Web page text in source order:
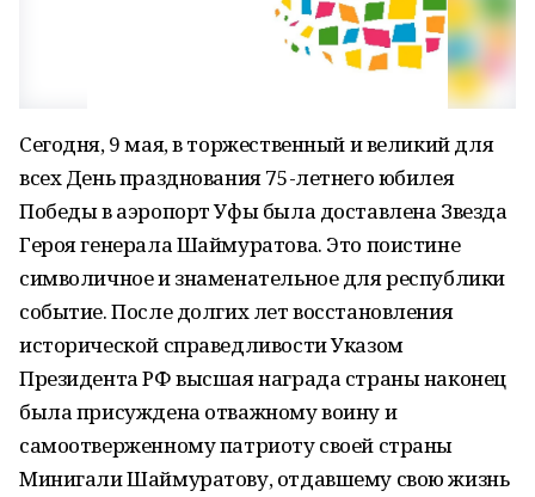
Сегодня, 9 мая, в торжественный и великий для
всех День празднования 75-летнего юбилея
Победы в аэропорт Уфы была доставлена Звезда
Героя генерала Шаймуратова. Это поистине
символичное и знаменательное для республики
событие. После долгих лет восстановления
исторической справедливости Указом
Президента РФ высшая награда страны наконец
была присуждена отважному воину и
самоотверженному патриоту своей страны
Минигали Шаймуратову, отдавшему свою жизнь